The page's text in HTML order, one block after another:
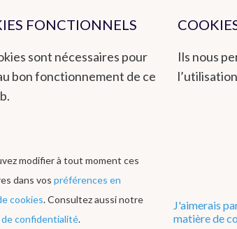
Remote Sensing
Hydroland
un service fiable, au public et aux autorités, basé
intègre également les enjeux environnementaux
au travers de son système de gestion de la
Politique
FONCTIONNELS
sont nécessaires pour
bon fonctionnement de ce
Ils nous
modifier à tout moment ces
dans vos préférences en
cookies. Consultez aussi notre
confidentialité.
J'aimerais
matière de